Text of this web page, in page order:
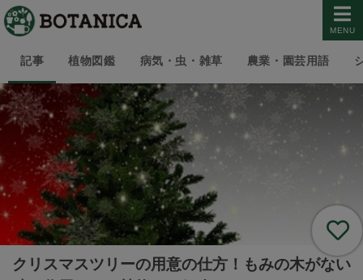
MENU
記事 植物図鑑 病気・虫・雑草 農業・園芸用語
クリスマスツリーの用意の仕方！もみの木がない